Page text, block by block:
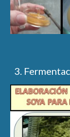
3.